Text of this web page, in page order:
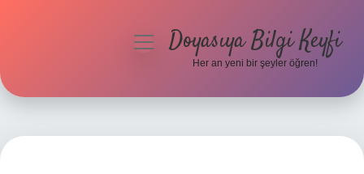
menüyüDoyasıya Bilgi Keyfi
Her an yeni bir şeyler öğren!